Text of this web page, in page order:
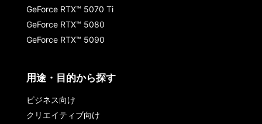
GeForce RTX™ 5070 Ti
GeForce RTX™ 5080
GeForce RTX™ 5090
用途・目的から探す
ビジネス向け
クリエイティブ向け